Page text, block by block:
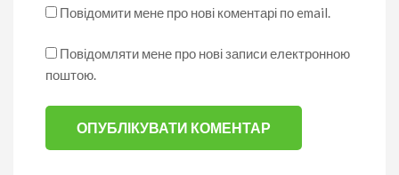
Повідомити мене про нові коментарі по email.
Повідомляти мене про нові записи електронною
поштою.